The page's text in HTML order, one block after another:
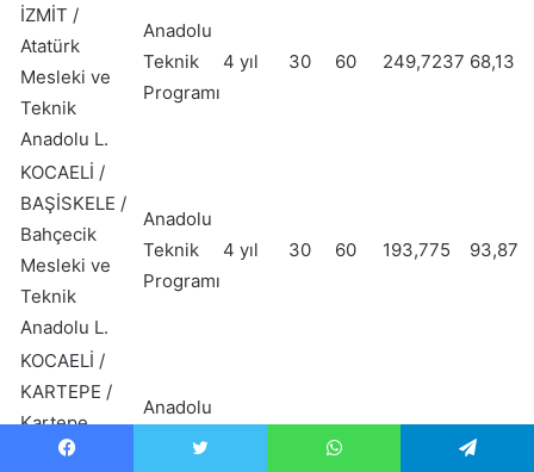
İZMİT /
Atatürk
Mesleki ve
Teknik
Anadolu L.
Anadolu
Teknik
Programı
4 yıl 30 60 249,7237 68,13
KOCAELİ /
BAŞİSKELE /
Bahçecik
Mesleki ve
Teknik
Anadolu L.
Anadolu
Teknik
Programı
4 yıl 30 60 193,775 93,87
KOCAELİ /
KARTEPE /
Kartepe
Mesleki ve
Anadolu
Teknik
30 96,43